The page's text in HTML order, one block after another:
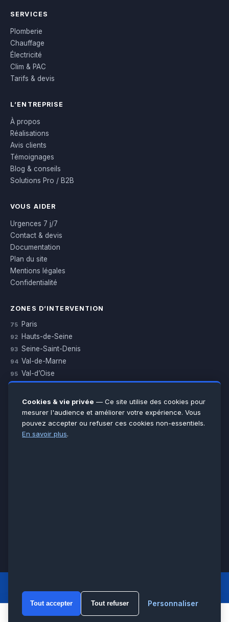
SERVICES
Plomberie
Chauffage
Électricité
Clim & PAC
Tarifs & devis
L’ENTREPRISE
À propos
Réalisations
Avis clients
Témoignages
Blog & conseils
Solutions Pro / B2B
VOUS AIDER
Urgences 7 j/7
Contact & devis
Documentation
Plan du site
Mentions légales
Confidentialité
ZONES D’INTERVENTION
75 Paris
92 Hauts-de-Seine
93 Seine-Saint-Denis
94 Val-de-Marne
95 Val-d’Oise
Essonne
Seine-et-Marne
Voir toutes les villes →
LCM
Cookies & vie privée — Ce site utilise des cookies pour
mesurer l'audience et améliorer votre expérience. Vous
pouvez accepter ou refuser ces cookies non-essentiels.
En savoir plus.
Tout accepter Tout refuser Personnaliser